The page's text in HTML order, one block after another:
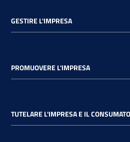
GESTIRE L'IMPRESA
PROMUOVERE L'IMPRESA
TUTELARE L'IMPRESA E IL